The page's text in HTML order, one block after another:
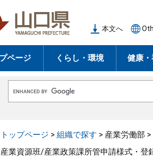
本文へ
ページ くらし・環境 健康
o
e
ス
トップページ > 組織で探す > 産業労働部 >
産業資源班/産業政策課所管申請様式・登